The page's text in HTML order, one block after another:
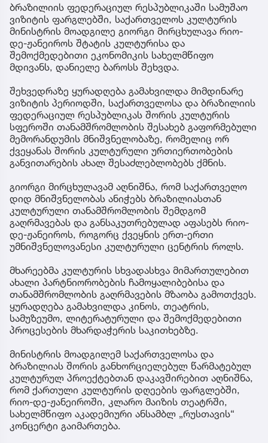
ბრაზილიის ფედერაციულ რესპუბლიკაში სამუშაო
ვიზიტის ფარგლებში, საქართველოს კულტურის
მინისტრის მოადგილე გიორგი მირცხულავა რიო-
დე-ჟანეიროს შტატის კულტურისა და
შემოქმედებითი ეკონომიკის სახელმწიფო
მდივანს, დანიელე ბაროსს შეხვდა.
შეხვედრაზე ყურადღება გამახვილდა მიმდინარე
ვიზიტის პერიოდში, საქართველოსა და ბრაზილიის
ფედერაციულ რესპუბლიკას შორის კულტურის
სფეროში თანამშრომლობის შესახებ გაფორმებული
მემორანდუმის მნიშვნელობაზე, რომელიც ორ
ქვეყანას შორის კულტურული ურთიერთობების
განვითარების ახალ შესაძლებლობებს ქმნის.
გიორგი მირცხულავამ აღნიშნა, რომ საქართველო
დიდ მნიშვნელობას ანიჭებს ბრაზილიასთან
კულტურული თანამშრომლობის შემდგომ
გაღრმავებას და განსაკუთრებულად აფასებს რიო-
დე-ჟანეიროს, როგორც ქვეყნის ერთ-ერთი
უმნიშვნელოვანესი კულტურული ცენტრის როლს.
მხარეებმა კულტურის სხვადასხვა მიმართულებით
ახალი პარტნიორობების ჩამოყალიბებისა და
თანამშრომლობის გაღრმავების მზაობა გამოთქვეს.
ყურადღება გამახვილდა კინოს, თეატრის,
სამუზეუმო, ლიტერატურული და შემოქმედებითი
პროცესების მხარდაჭერის საკითხებზე.
მინისტრის მოადგილემ საქართველოსა და
ბრაზილიას შორის განხორციელებულ წარმატებულ
კულტურულ პროექტებთან დაკავშირებით აღნიშნა,
რომ ქართული კულტურის დღეების ფარგლებში,
რიო-დე-ჟანეიროში, კლარო მაიზის თეატრში,
სახელმწიფო აკადემიური ანსამბლ „რუსთავის“
კონცერტი გაიმართება.